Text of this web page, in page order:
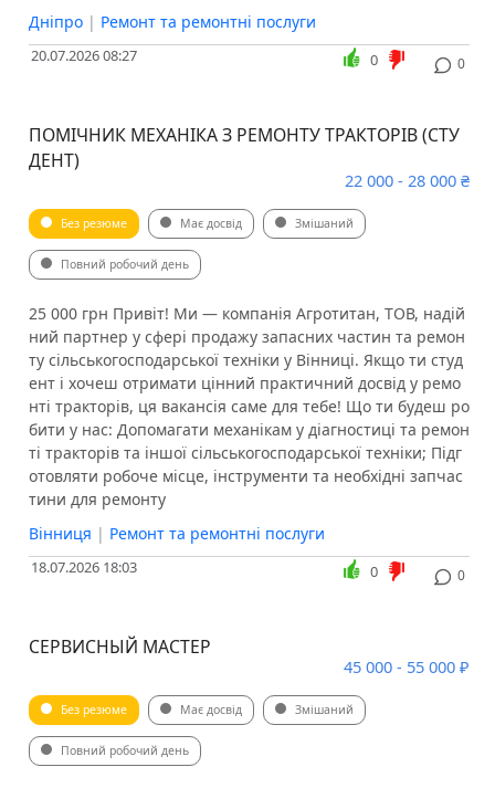
Дніпро | Ремонт та ремонтні послуги
20.07.2026 08:27 0
0
ПОМІЧНИК МЕХАНІКА З РЕМОНТУ ТРАКТОРІВ (СТУ
ДЕНТ)
22 000 - 28 000 ₴
Без резюме Має досвід Змішаний
Повний робочий день
25 000 грн Привіт! Ми — компанія Агротитан, ТОВ, надій
ний партнер у сфері продажу запасних частин та ремон
ту сільськогосподарської техніки у Вінниці. Якщо ти студ
ент і хочеш отримати цінний практичний досвід у ремо
нті тракторів, ця вакансія саме для тебе! Що ти будеш ро
бити у нас: Допомагати механікам у діагностиці та ремон
ті тракторів та іншої сільськогосподарської техніки; Підг
отовляти робоче місце, інструменти та необхідні запчас
тини для ремонту
Вінниця | Ремонт та ремонтні послуги
18.07.2026 18:03 0
0
СЕРВИСНЫЙ МАСТЕР
45 000 - 55 000 ₽
Без резюме Має досвід Змішаний
Повний робочий день